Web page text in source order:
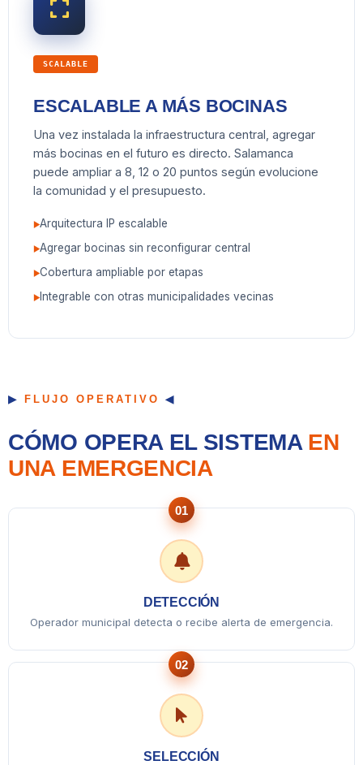
SCALABLE
ESCALABLE A MÁS BOCINAS
Una vez instalada la infraestructura central, agregar
más bocinas en el futuro es directo. Salamanca
puede ampliar a 8, 12 o 20 puntos según evolucione
la comunidad y el presupuesto.
Arquitectura IP escalable
Agregar bocinas sin reconfigurar central
Cobertura ampliable por etapas
Integrable con otras municipalidades vecinas
FLUJO OPERATIVO
CÓMO OPERA EL SISTEMA EN
UNA EMERGENCIA
01
DETECCIÓN
Operador municipal detecta o recibe alerta de emergencia.
02
SELECCIÓN